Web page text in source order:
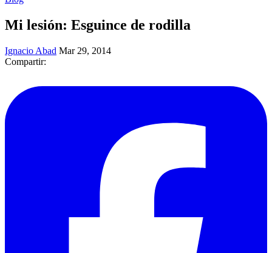
Mi lesión: Esguince de rodilla
Ignacio Abad Mar 29, 2014
Compartir: